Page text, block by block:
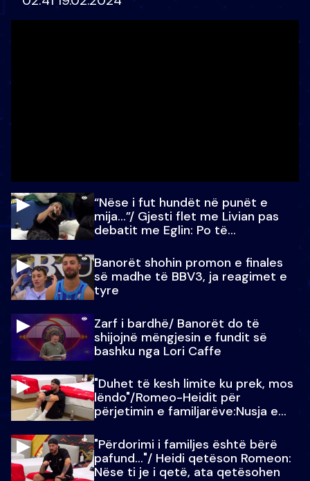
“Nëse i fut hundët në punët e
mija…”/ Gjesti flet me Livian pas
debatit me Eglin: Po të
Banorët shohin promon e finales
së madhe të BBV3, ja reagimet e
tyre
Zarf i bardhë/ Banorët do të
shijojnë mëngjesin e fundit së
bashku nga Lori Caffe
"Duhet të kesh limite ku prek, mos
lëndo"/Romeo-Heidit për
përjetimin e familjarëve:Nusja e
"Përdorimi i familjes është bërë
pafund…"/ Heidi qetëson Romeon:
Nëse ti je i qetë, ata qetësohen